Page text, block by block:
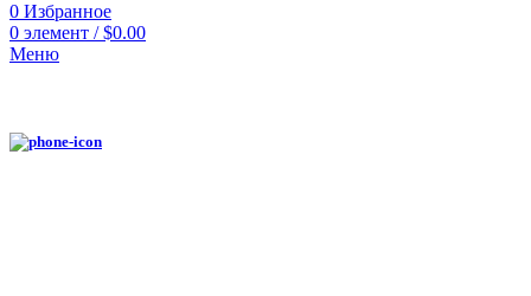
0 Избранное
0 элемент / $0.00
Меню